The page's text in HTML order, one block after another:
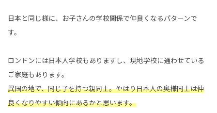
日本と同じ様に、お子さんの学校関係で仲良くなるパターンで
す。
ロンドンには日本人学校もありますし、現地学校に通わせている
ご家庭もあります。
異国の地で、同じ子を持つ親同士。やはり日本人の奥様同士は仲
良くなりやすい傾向にあるかと思います。